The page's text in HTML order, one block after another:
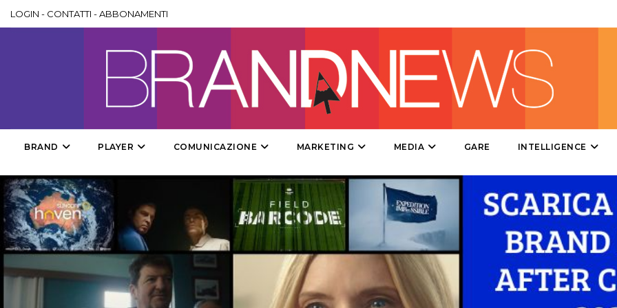
DESIGN
EVENTI
PROMOZIONI
PRODOTTI
PUNTI VENDITA
CSR
LOGIN - CONTATTI -ABBONAMENTI
BRAND PLAYER COMUNICAZIONE MARKETING MEDIA GARE INTELLIGENCE